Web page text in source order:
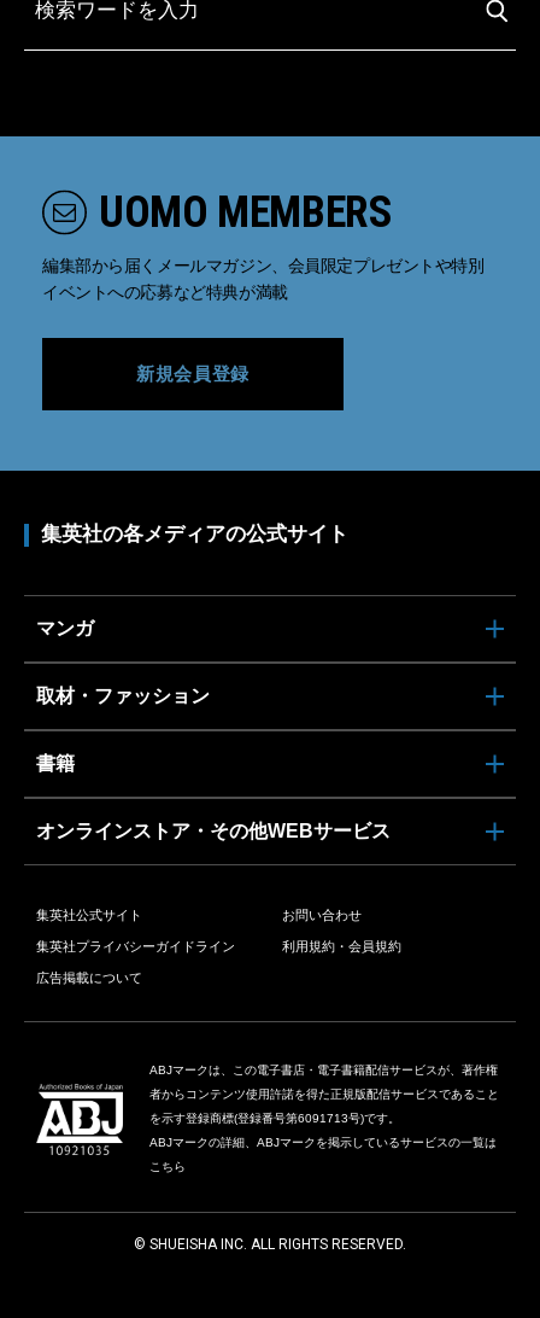
UOMO MEMBERS
編集部から届くメールマガジン、会員限定プレゼントや特別
イベントへの応募など特典が満載
新規会員登録
集英社の各メディアの公式サイト
マンガ
取材・ファッション
書籍
オンラインストア・その他WEBサービス
集英社公式サイト お問い合わせ
集英社プライバシーガイドライン 利用規約・会員規約
広告掲載について
ABJマークは、この電子書店・電子書籍配信サービスが、著作権
者からコンテンツ使用許諾を得た正規版配信サービスであること
を示す登録商標(登録番号第6091713号)です。
ABJマークの詳細、ABJマークを掲示しているサービスの一覧は
こちら
© SHUEISHA INC. ALL RIGHTS RESERVED.